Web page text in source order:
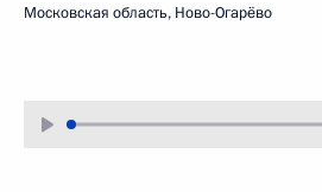
Московская область, Ново-Огарёво